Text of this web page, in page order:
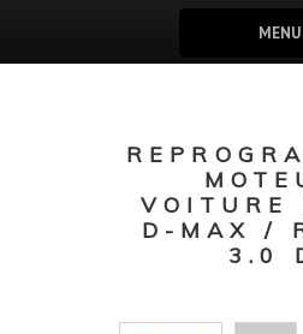
MENU
VOITURE
D-MAX /
3.0